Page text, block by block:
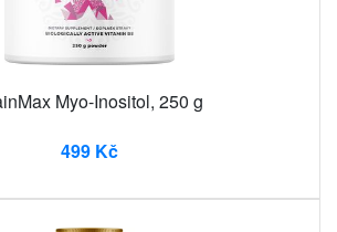
Myo-Inositol, 250 g
499 Kč